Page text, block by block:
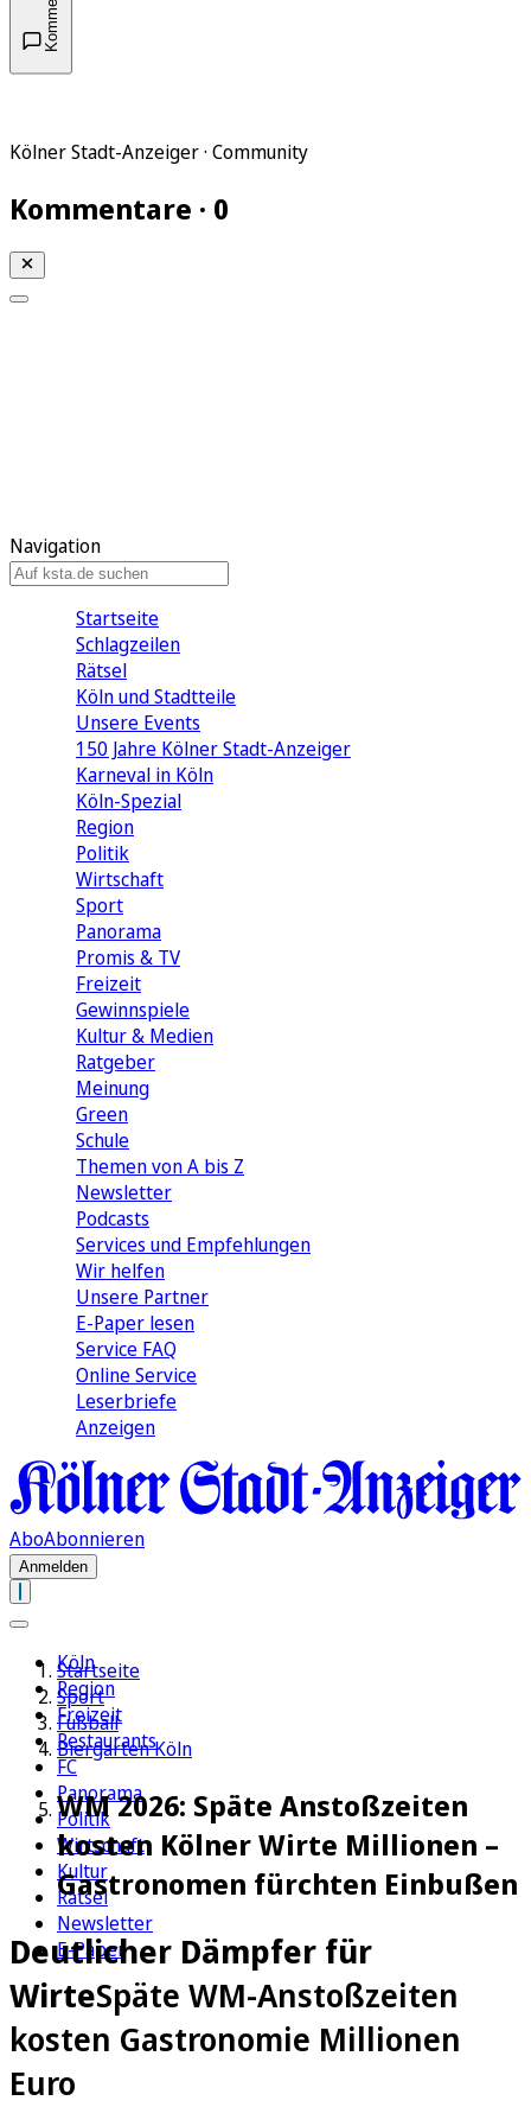
Kölner Stadt-Anzeiger · Community
Kommentare · 0
Navigation
Startseite
Schlagzeilen
Rätsel
Köln und Stadtteile
Unsere Events
150 Jahre Kölner Stadt-Anzeiger
Karneval in Köln
Köln-Spezial
Region
Politik
Wirtschaft
Sport
Panorama
Promis & TV
Freizeit
Gewinnspiele
Kultur & Medien
Ratgeber
Meinung
Green
Schule
Themen von A bis Z
Newsletter
Podcasts
Services und Empfehlungen
Wir helfen
Unsere Partner
E-Paper lesen
Service FAQ
Online Service
Leserbriefe
Anzeigen
AboAbonnieren
Anmelden
Köln
Region
Freizeit
Restaurants
FC
Panorama
Politik
Wirtschaft
Kultur
Rätsel
Newsletter
E-Paper
Startseite
Sport
Fußball
Biergarten Köln
WM 2026: Späte Anstoßzeiten
kosten Kölner Wirte Millionen –
Gastronomen fürchten Einbußen
Deutlicher Dämpfer für
WirteSpäte WM-Anstoßzeiten
kosten Gastronomie Millionen
Euro